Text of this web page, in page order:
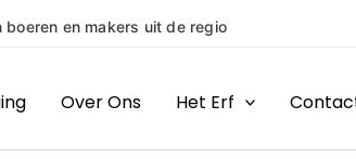
en makers uit de regio
Over Ons Het Erf